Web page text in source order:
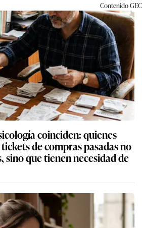
ContenidoGEC
coinciden: quienes
de compras pasadas no
sino que tienen necesidad de